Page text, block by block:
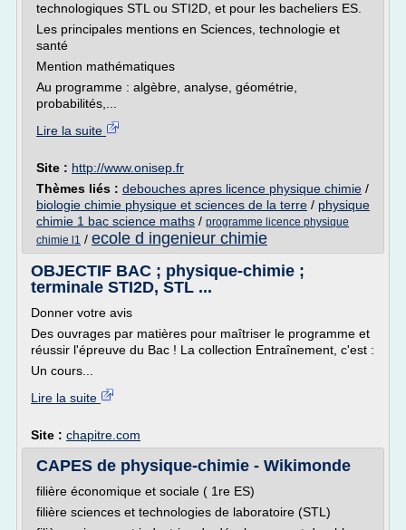
technologiques STL ou STI2D, et pour les bacheliers ES.
Les principales mentions en Sciences, technologie et
santé
Mention mathématiques
Au programme : algèbre, analyse, géométrie,
probabilités,...
Lire la suite
Site : http://www.onisep.fr
Thèmes liés : debouches apres licence physique chimie /
biologie chimie physique et sciences de la terre / physique
chimie 1 bac science maths / programme licence physique
chimie l1 / ecole d ingenieur chimie
OBJECTIF BAC ; physique-chimie ;
terminale STI2D, STL ...
Donner votre avis
Des ouvrages par matières pour maîtriser le programme et
réussir l'épreuve du Bac ! La collection Entraînement, c'est :
Un cours...
Lire la suite
Site : chapitre.com
CAPES de physique-chimie - Wikimonde
filière économique et sociale ( 1re ES)
filière sciences et technologies de laboratoire (STL)